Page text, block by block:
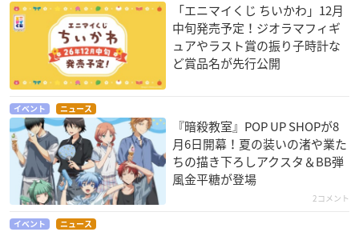
「エニマイくじ ちいかわ」12月
中旬発売予定！ジオラマフィギ
ュアやラスト賞の振り子時計な
ど賞品名が先行公開
イベント ニュース
『暗殺教室』POP UP SHOPが8
月6日開幕！夏の装いの渚や業た
ちの描き下ろしアクスタ＆BB弾
風金平糖が登場
2コメント
イベント ニュース